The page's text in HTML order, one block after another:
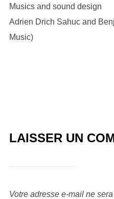
Musics and sound design
Adrien Drich Sahuc and
Music)
LAISSER UN
Votre adresse e-mail ne